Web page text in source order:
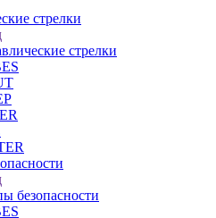
стрелки
стрелки
безопасности